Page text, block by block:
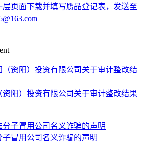
层页面下载并填写赝品登记表，发送至
资阳）投资有限公司关于审计整改结果
子冒用公司名义诈骗的声明